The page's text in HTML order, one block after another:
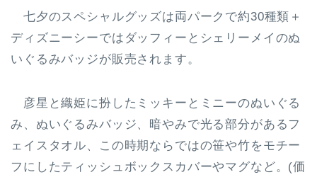
七夕のスペシャルグッズは両パークで約30種類＋
ディズニーシーではダッフィーとシェリーメイのぬ
いぐるみバッジが販売されます。
彦星と織姫に扮したミッキーとミニーのぬいぐる
み、ぬいぐるみバッジ、暗やみで光る部分があるフ
ェイスタオル、この時期ならではの笹や竹をモチー
フにしたティッシュボックスカバーやマグなど。(価